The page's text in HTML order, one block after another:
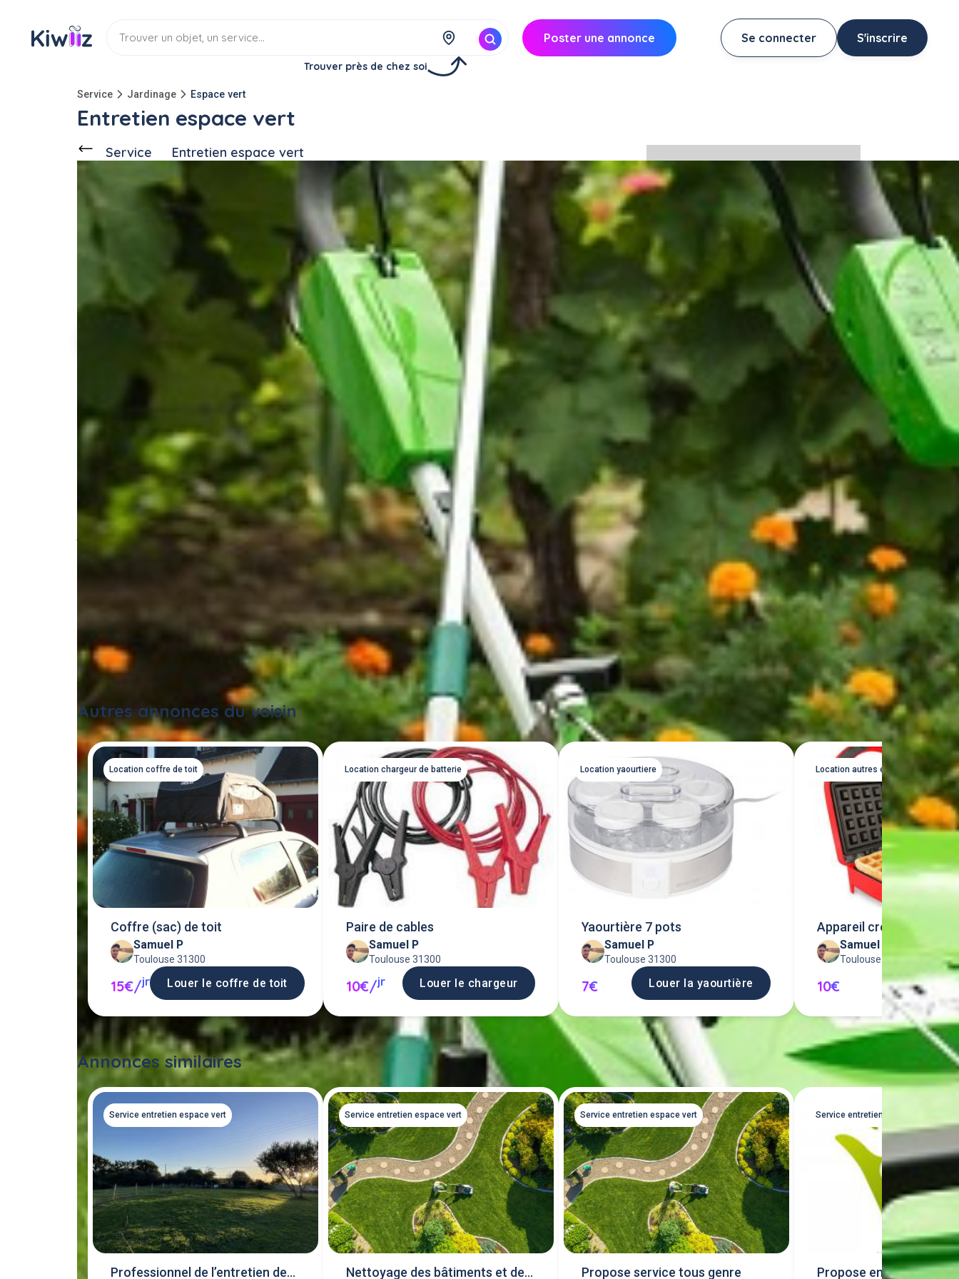
Trouver près de chez soi
Poster une annonce Se connecter S'inscrire
Service Jardinage Espace vert
Entretien espace vert
Service Entretien espace vert
Discuter
Ce voisin propose ce serviceàToulouse (31300)
15€/heure
14 annonces
Description de l'annonce
Vous ne trouvez pas le temps ou souhaitez simplement un coup de main pour tondre,
débroussailler, ramasser les feuilles ou tout autre mission pour entretenir votre extérieur? Je
suis la..! Vivant en appartement mais ayant grandi à la campagne, je n'ai plus l'occasion
d'avoir ce genre de mission que j'ai particulièrement faire alors n'hésitez pas à faire signe, je
me ferais un plaisir de vous aider.
Disponible sur St Cyprien ou sur les adresse accessible en transport en commun et/ou vélo
#entretien espace vert
Autres annonces du voisin Tout voir
Location coffre de toit
Coffre (sac) de toit
Samuel P
Toulouse 31300
15€/jr Louer le coffre de toit
Location chargeur de batterie
Paire de cables
Samuel P
Toulouse 31300
10€/jr Louer le chargeur
Location yaourtiere
Yaourtière 7 pots
Samuel P
Toulouse 31300
7€ Louer la yaourtière
Location autres electromenager
Appareil croque-
gaufresSamuel P
Toulouse 31300
10€ Louer
Annonces similaires Tout voir
Service entretien espace vert
Professionnel de l’entretien des
Service entretien espace vert
Nettoyage des bâtiments et des
Service entretien espace vert
Propose service tous genre
Service entretien espace vert
Propose entretien